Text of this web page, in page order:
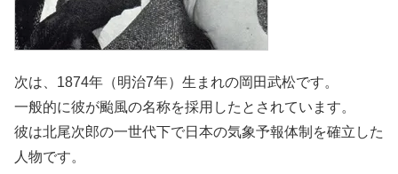
次は、1874年（明治7年）生まれの岡田武松です。
一般的に彼が颱風の名称を採用したとされています。
彼は北尾次郎の一世代下で日本の気象予報体制を確立した
人物です。